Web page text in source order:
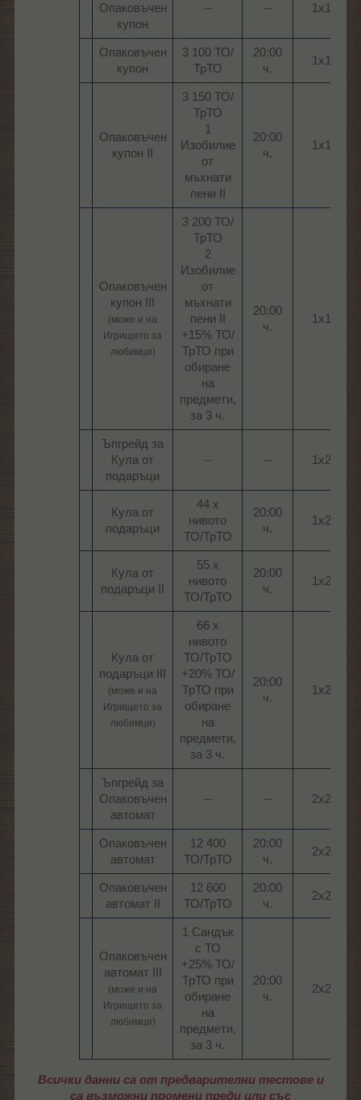
Опаковъчен
купон​
--​ --​ 1x1​
Опаковъчен
купон​
3 100 ТО/
ТрТО​
20:00
ч.​
1х1​
Опаковъчен
купон II​
3 150 ТО/
ТрТО
1
Изобилие
от
мъхнати
пени II​
20:00
ч.​
1х1​
Опаковъчен
купон III
(може и на
Игрището за
любимци)
3 200 ТО/
ТрТО
2
Изобилие
от
мъхнати
пени II
+15% ТО/
ТрТО при
обиране
на
предмети,
за 3 ч.​
20:00
ч.​
1х1​
Ъпгрейд за
Кула от
подаръци​
--​ --​ 1х2​
Кула от
подаръци​
44 х
нивото
ТО/ТрТО​
20:00
ч.​
1х2​
Кула от
подаръци II​
55 х
нивото
ТО/ТрТО​
20:00
ч.​
1х2​
Кула от
подаръци III
(може и на
Игрището за
любимци)
66 х
нивото
ТО/ТрТО
+20% ТО/
ТрТО при
обиране
на
предмети,
за 3 ч.​
20:00
ч.​
1х2​
Ъпгрейд за
Опаковъчен
автомат​
--​ --​ 2х2​
Опаковъчен
автомат​
12 400
ТО/ТрТО​
20:00
ч.​
2х2​
Опаковъчен
автомат II​
12 600
ТО/ТрТО​
20:00
ч.​
2х2​
Опаковъчен
автомат III
(може и на
Игрището за
любимци)
1 Сандък
с ТО
+25% ТО/
ТрТО при
обиране
на
предмети,
за 3 ч.​
20:00
ч.​
2х2​
Всички данни са от предварителни тестове и
са възможни промени преди или със